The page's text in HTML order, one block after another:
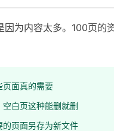
因为内容太多。100页的
页面真的需要
空白页这种能删就删
的页面另存为新文件